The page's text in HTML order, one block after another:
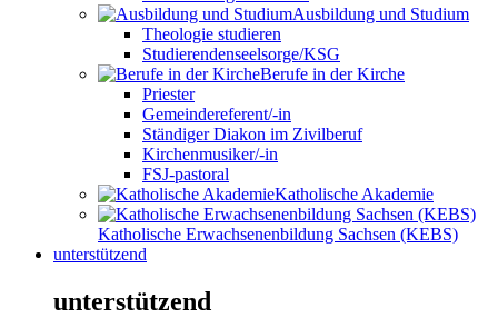
Ausbildung und Studium
Theologie studieren
Studierendenseelsorge/KSG
Berufe in der Kirche
Priester
Gemeindereferent/-in
Ständiger Diakon im Zivilberuf
Kirchenmusiker/-in
FSJ-pastoral
Katholische Akademie
Katholische Erwachsenenbildung Sachsen (KEBS)
unterstützend
unterstützend